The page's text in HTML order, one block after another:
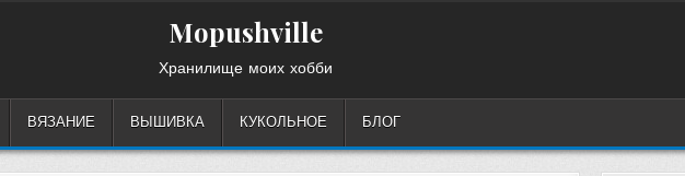
Mopushville
Хранилище моих хобби
ВЯЗАНИЕ ВЫШИВКА КУКОЛЬНОЕ БЛОГ